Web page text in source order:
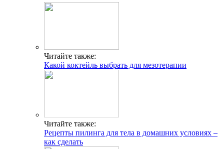
Читайте также:
Какой коктейль выбрать для мезотерапии
Читайте также:
Рецепты пилинга для тела в домашних условиях –
как сделать